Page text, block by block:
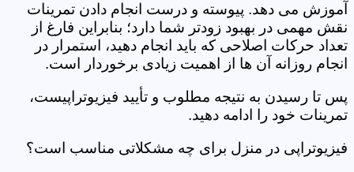
آموزش می دهد. پیوسته و درست انجام دادن تمرینات
نقش مهمی در بهبود زودتر شما دارد؛ بنابراین فارغ از
تعداد حرکات اصلاحی که باید انجام دهید، استمرار در
انجام روزانه آن ها از اهمیت زیادی برخوردار است.
پس تا رسیدن به نتیجه مطلوب و تأیید فیزیوتراپیست،
تمرینات خود را ادامه دهید.
فیزیوتراپی در منزل برای چه مشکلاتی مناسب است؟